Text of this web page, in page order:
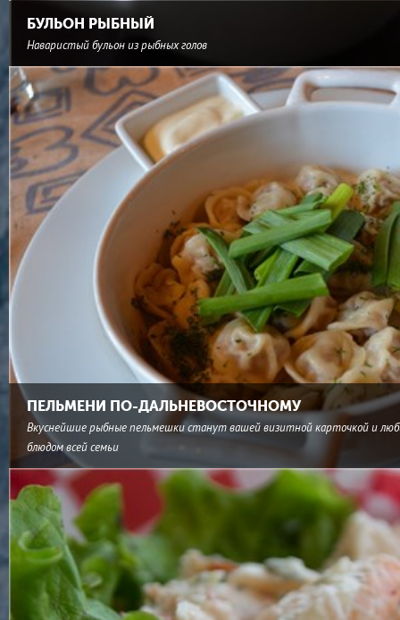
БУЛЬОН РЫБНЫЙ
Наваристый бульон из рыбных голов
ПЕЛЬМЕНИ ПО-ДАЛЬНЕВОСТОЧНОМУ
Вкуснейшие рыбные пельмешки станут вашей визитной карточкой и
блюдом всей семьи